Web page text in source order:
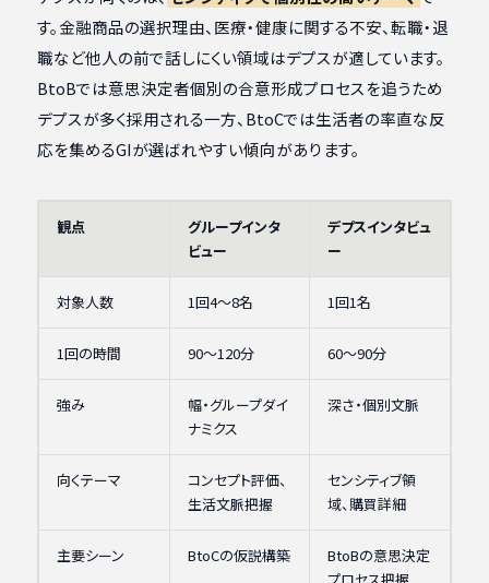
す。金融商品の選択理由、医療・健康に関する不安、転職・退
職など他人の前で話しにくい領域はデプスが適しています。
BtoBでは意思決定者個別の合意形成プロセスを追うため
デプスが多く採用される一方、BtoCでは生活者の率直な反
応を集めるGIが選ばれやすい傾向があります。
観点
グループインタ
ビュー
デプスインタビュ
ー
対象人数 1回4〜8名 1回1名
1回の時間 90〜120分 60〜90分
強み
幅・グループダイ
ナミクス
深さ・個別文脈
向くテーマ
コンセプト評価、
生活文脈把握
センシティブ領
域、購買詳細
主要シーン BtoCの仮説構築
BtoBの意思決定